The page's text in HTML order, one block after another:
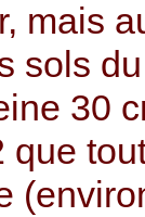
mais
sols
30
que